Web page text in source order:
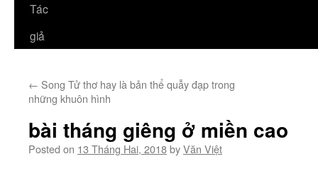
Tác
giả
← Song Tử thơ hay là bản thể quẫy đạp trong
những khuôn hình
bài tháng giêng ở miền cao
Posted on 13 Tháng Hai, 2018byVăn Việt